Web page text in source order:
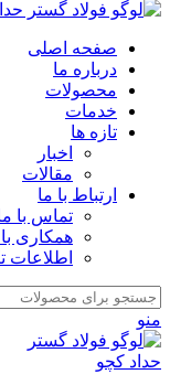
صفحه اصلی
درباره ما
محصولات
خدمات
تازه ها
اخبار
مقالات
ارتباط با ما
تماس با
همکاری
اطلاعات
منو